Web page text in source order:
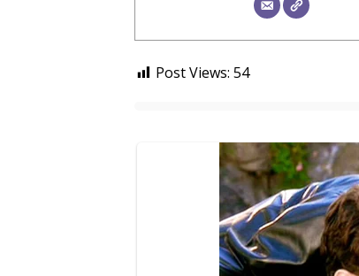
Post Views: 54